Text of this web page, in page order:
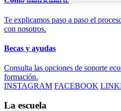
Te explicamos paso a paso el
con nosotros.
Becas y ayudas
Consulta las opciones de soporte
formación.
INSTAGRAM FACEBOOK
La escuela